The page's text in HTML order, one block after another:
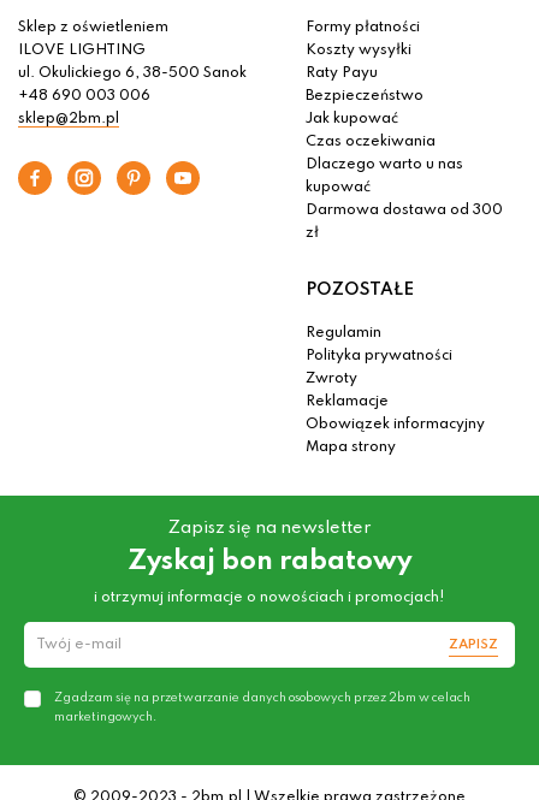
Sklep z oświetleniem
ILOVE LIGHTING
ul. Okulickiego 6, 38-500 Sanok
+48 690 003 006
sklep@2bm.pl
Formy płatności
Koszty wysyłki
Raty Payu
Bezpieczeństwo
Jak kupować
Czas oczekiwania
Dlaczego warto u nas
kupować
Darmowa dostawa od 300
zł
POZOSTAŁE
Regulamin
Polityka prywatności
Zwroty
Reklamacje
Obowiązek informacyjny
Mapa strony
Zapisz się na newsletter
Zyskaj bon rabatowy
i otrzymuj informacje o nowościach i promocjach!
ZAPISZ
Zgadzam się na przetwarzanie danych osobowych przez 2bm w celach
marketingowych.